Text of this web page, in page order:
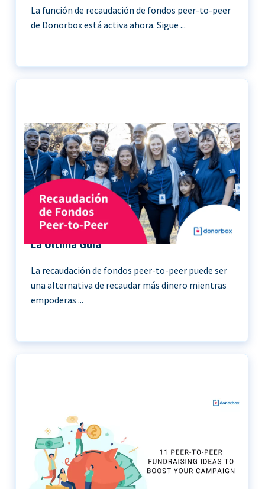
La función de recaudación de fondos peer-to-peer
de Donorbox está activa ahora. Sigue ...
Recaudación de Fondos Peer-to-Peer |
La Última Guía
La recaudación de fondos peer-to-peer puede ser
una alternativa de recaudar más dinero mientras
empoderas ...